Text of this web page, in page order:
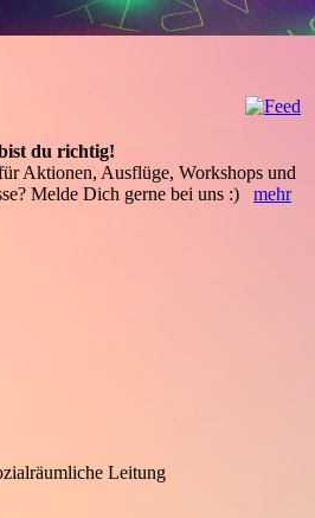
du richtig!
Aktionen, Ausflüge, Workshops und
Melde Dich gerne bei uns :) mehr
Leitung